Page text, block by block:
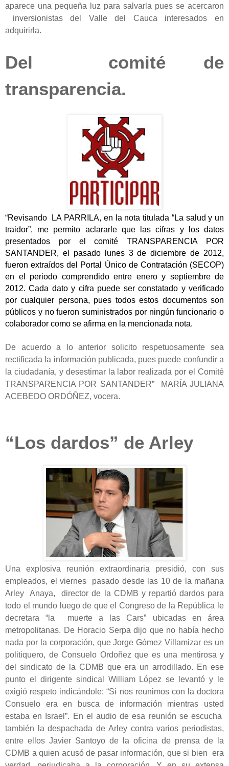
aparece una pequeña luz para salvarla pues se acercaron
inversionistas del Valle del Cauca interesados en
adquirirla.
Del comité de
transparencia.
“Revisando LA PARRILA, en la nota titulada “La salud y un
traidor”, me permito aclararle que las cifras y los datos
presentados por el comité TRANSPARENCIA POR
SANTANDER, el pasado lunes 3 de diciembre de 2012,
fueron extraídos del Portal Único de Contratación (SECOP)
en el periodo comprendido entre enero y septiembre de
2012. Cada dato y cifra puede ser constatado y verificado
por cualquier persona, pues todos estos documentos son
públicos y no fueron suministrados por ningún funcionario o
colaborador como se afirma en la mencionada nota.
De acuerdo a lo anterior solicito respetuosamente sea
rectificada la información publicada, pues puede confundir a
la ciudadanía, y desestimar la labor realizada por el Comité
TRANSPARENCIA POR SANTANDER” MARÍA JULIANA
ACEBEDO ORDÓÑEZ, vocera.
“Los dardos” de Arley
Una explosiva reunión extraordinaria presidió, con sus
empleados, el viernes pasado desde las 10 de la mañana
Arley Anaya, director de la CDMB y repartió dardos para
todo el mundo luego de que el Congreso de la República le
decretara “la muerte a las Cars” ubicadas en área
metropolitanas. De Horacio Serpa dijo que no había hecho
nada por la corporación, que Jorge Gómez Villamizar es un
politiquero, de Consuelo Ordoñez que es una mentirosa y
del sindicato de la CDMB que era un arrodillado. En ese
punto el dirigente sindical William López se levantó y le
exigió respeto indicándole: “Si nos reunimos con la doctora
Consuelo era en busca de información mientras usted
estaba en Israel”. En el audio de esa reunión se escucha
también la despachada de Arley contra varios periodistas,
entre ellos Javier Santoyo de la oficina de prensa de la
CDMB a quien acusó de pasar información, que si bien era